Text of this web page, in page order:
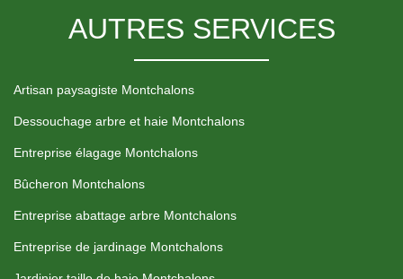
AUTRES SERVICES
Artisan paysagiste Montchalons
Dessouchage arbre et haie Montchalons
Entreprise élagage Montchalons
Bûcheron Montchalons
Entreprise abattage arbre Montchalons
Entreprise de jardinage Montchalons